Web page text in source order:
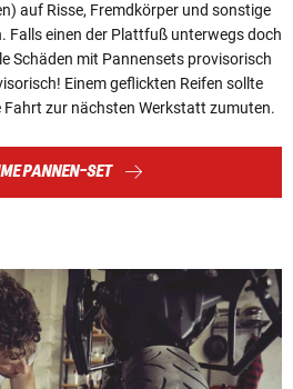
auf Risse, Fremdkörper und sonstige
Falls einen der Plattfuß unterwegs doch
Schäden mit Pannensets provisorisch
Einem geflickten Reifen sollte
Fahrt zur nächsten Werkstatt zumuten.
PANNEN-SET